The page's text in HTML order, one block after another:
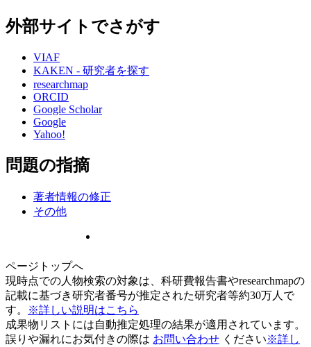
外部サイトでさがす
VIAF
KAKEN - 研究者を探す
researchmap
ORCID
Google Scholar
Google
Yahoo!
問題の指摘
著者情報の修正
その他
ページトップへ
現時点での人物検索の対象は、科研費報告書やresearchmapの
記載に基づき研究者番号が推定された研究者等約30万人で
す。
※詳しい説明はこちら
成果物リストには自動推定処理の結果が適用されています。
誤りや漏れにお気付きの際は お問い合わせ ください※詳し